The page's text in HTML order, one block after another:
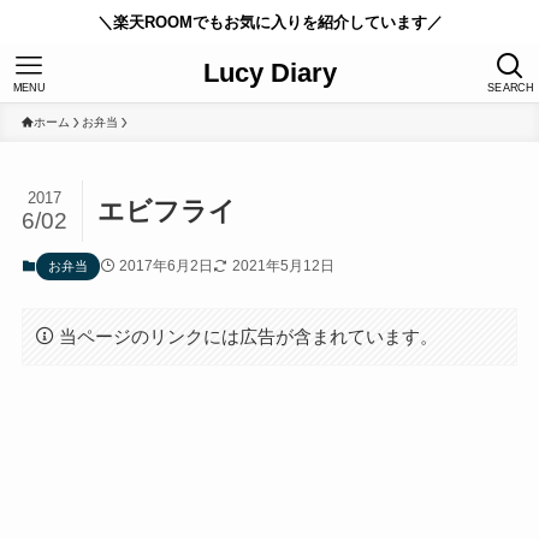
＼楽天ROOMでもお気に入りを紹介しています／
Lucy Diary SEARCH
MENU
ホーム お弁当
エビフライ
2017
6/02
お弁当 2017年6月2日 2021年5月12日
当ページのリンクには広告が含まれています。